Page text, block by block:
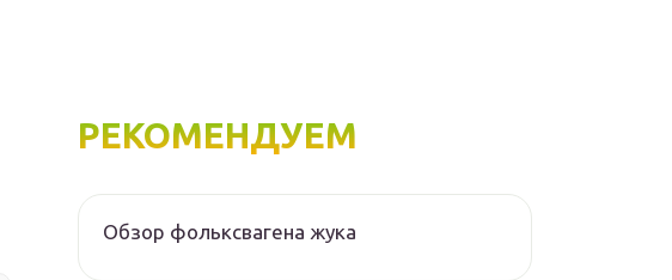
РЕКОМЕНДУЕМ
Обзор фольксвагена жука